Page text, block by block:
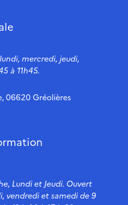
mercredi, jeudi,
à 11h45.
06620 Gréolières
Lundi et Jeudi. Ouvert
vendredi et samedi de 9